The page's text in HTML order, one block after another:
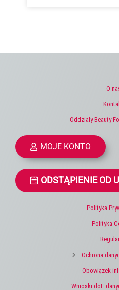
O
Oddziały Beauty
MOJE KONTO
ODSTĄPIENIE OD
Polityka
Polityka
Ochrona
Obowiązek
Wnioski dot.